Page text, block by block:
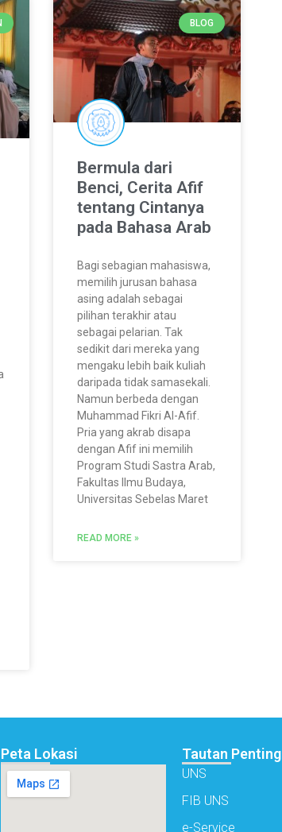
BLOG
Bermula dari
Benci, Cerita Afif
tentang Cintanya
pada Bahasa Arab
Bagi sebagian mahasiswa,
memilih jurusan bahasa
asing adalah sebagai
pilihan terakhir atau
sebagai pelarian. Tak
sedikit dari mereka yang
mengaku lebih baik kuliah
daripada tidak samasekali.
Namun berbeda dengan
Muhammad Fikri Al-Afif.
Pria yang akrab disapa
dengan Afif ini memilih
Program Studi Sastra Arab,
Fakultas Ilmu Budaya,
Universitas Sebelas Maret
READ MORE »
Peta Lokasi Tautan Penting
UNS
FIB UNS
e-Service